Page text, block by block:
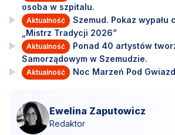
osoba w szpitalu.
Aktualność
Szemud. Pokaz wypału
„Mistrz Tradycji 2026”
Aktualność
Ponad 40 artystów
Samorządowym w Szemudzie.
Aktualność Noc Marzeń Pod
Ewelina Zaputowicz
Redaktor